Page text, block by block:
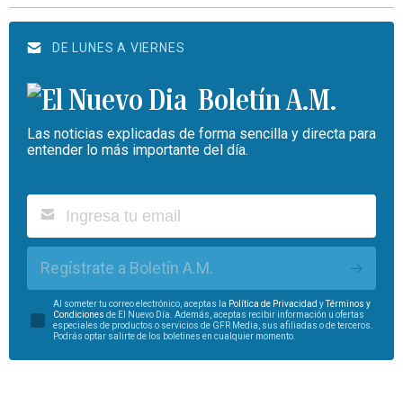
DE LUNES A VIERNES
Boletín A.M.
Las noticias explicadas de forma sencilla y directa para
entender lo más importante del día.
Regístrate a Boletín A.M.
Al someter tu correo electrónico, aceptas la Política de Privacidad yTérminos y
Condiciones de El Nuevo Día. Además, aceptas recibir información u ofertas
especiales de productos o servicios de GFR Media, sus afiliadas o de terceros.
Podrás optar salirte de los boletines en cualquier momento.